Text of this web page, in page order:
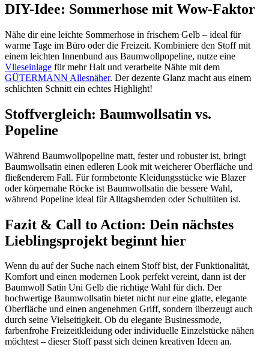
DIY-Idee: Sommerhose mit Wow-Faktor
Nähe dir eine leichte Sommerhose in frischem Gelb – ideal für
warme Tage im Büro oder die Freizeit. Kombiniere den Stoff mit
einem leichten Innenbund aus Baumwollpopeline, nutze eine
Vlieseinlage für mehr Halt und verarbeite Nähte mit dem
GÜTERMANN Allesnäher. Der dezente Glanz macht aus einem
schlichten Schnitt ein echtes Highlight!
Stoffvergleich: Baumwollsatin vs.
Popeline
Während Baumwollpopeline matt, fester und robuster ist, bringt
Baumwollsatin einen edleren Look mit weicherer Oberfläche und
fließenderem Fall. Für formbetonte Kleidungsstücke wie Blazer
oder körpernahe Röcke ist Baumwollsatin die bessere Wahl,
während Popeline ideal für Alltagshemden oder Schultüten ist.
Fazit & Call to Action: Dein nächstes
Lieblingsprojekt beginnt hier
Wenn du auf der Suche nach einem Stoff bist, der Funktionalität,
Komfort und einen modernen Look perfekt vereint, dann ist der
Baumwoll Satin Uni Gelb die richtige Wahl für dich. Der
hochwertige Baumwollsatin bietet nicht nur eine glatte, elegante
Oberfläche und einen angenehmen Griff, sondern überzeugt auch
durch seine Vielseitigkeit. Ob du elegante Businessmode,
farbenfrohe Freizeitkleidung oder individuelle Einzelstücke nähen
möchtest – dieser Stoff passt sich deinen kreativen Ideen an.